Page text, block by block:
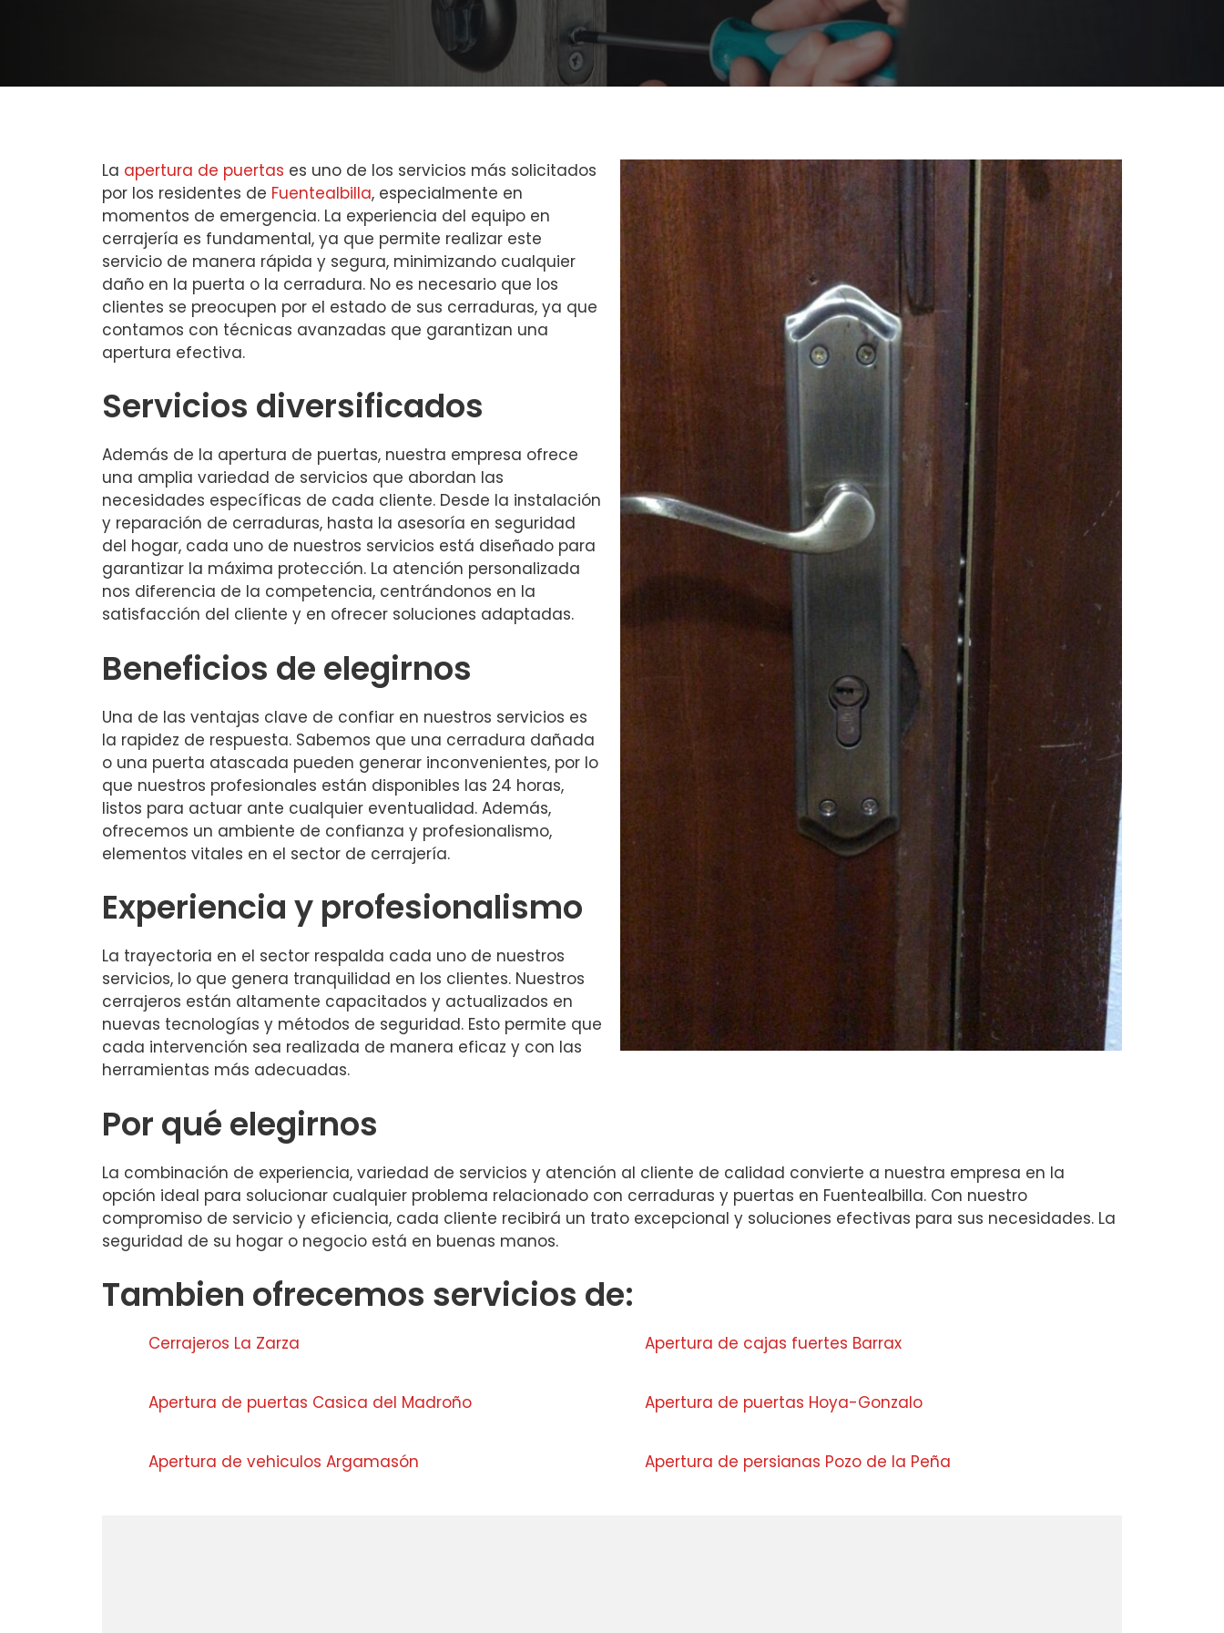
La apertura de puertas es uno de los servicios más solicitados
por los residentes de Fuentealbilla, especialmente en
momentos de emergencia. La experiencia del equipo en
cerrajería es fundamental, ya que permite realizar este
servicio de manera rápida y segura, minimizando cualquier
daño en la puerta o la cerradura. No es necesario que los
clientes se preocupen por el estado de sus cerraduras, ya que
contamos con técnicas avanzadas que garantizan una
apertura efectiva.
Servicios diversificados
Además de la apertura de puertas, nuestra empresa ofrece
una amplia variedad de servicios que abordan las
necesidades específicas de cada cliente. Desde la instalación
y reparación de cerraduras, hasta la asesoría en seguridad
del hogar, cada uno de nuestros servicios está diseñado para
garantizar la máxima protección. La atención personalizada
nos diferencia de la competencia, centrándonos en la
satisfacción del cliente y en ofrecer soluciones adaptadas.
Beneficios de elegirnos
Una de las ventajas clave de confiar en nuestros servicios es
la rapidez de respuesta. Sabemos que una cerradura dañada
o una puerta atascada pueden generar inconvenientes, por lo
que nuestros profesionales están disponibles las 24 horas,
listos para actuar ante cualquier eventualidad. Además,
ofrecemos un ambiente de confianza y profesionalismo,
elementos vitales en el sector de cerrajería.
Experiencia y profesionalismo
La trayectoria en el sector respalda cada uno de nuestros
servicios, lo que genera tranquilidad en los clientes. Nuestros
cerrajeros están altamente capacitados y actualizados en
nuevas tecnologías y métodos de seguridad. Esto permite que
cada intervención sea realizada de manera eficaz y con las
herramientas más adecuadas.
Por qué elegirnos
La combinación de experiencia, variedad de servicios y atención al cliente de calidad convierte a nuestra empresa en la
opción ideal para solucionar cualquier problema relacionado con cerraduras y puertas en Fuentealbilla. Con nuestro
compromiso de servicio y eficiencia, cada cliente recibirá un trato excepcional y soluciones efectivas para sus necesidades. La
seguridad de su hogar o negocio está en buenas manos.
Tambien ofrecemos servicios de:
Cerrajeros La Zarza Apertura de cajas fuertes Barrax
Apertura de puertas Casica del Madroño Apertura de puertas Hoya-Gonzalo
Apertura de vehiculos Argamasón Apertura de persianas Pozo de la Peña